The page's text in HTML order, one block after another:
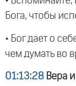
Бога, чтобы
• Бог дает о
чем думать во
01:13:28 Вера